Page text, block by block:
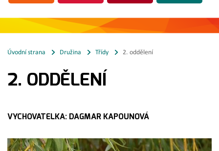
Úvodní strana Družina Třídy 2. oddělení
2. ODDĚLENÍ
VYCHOVATELKA: DAGMAR KAPOUNOVÁ